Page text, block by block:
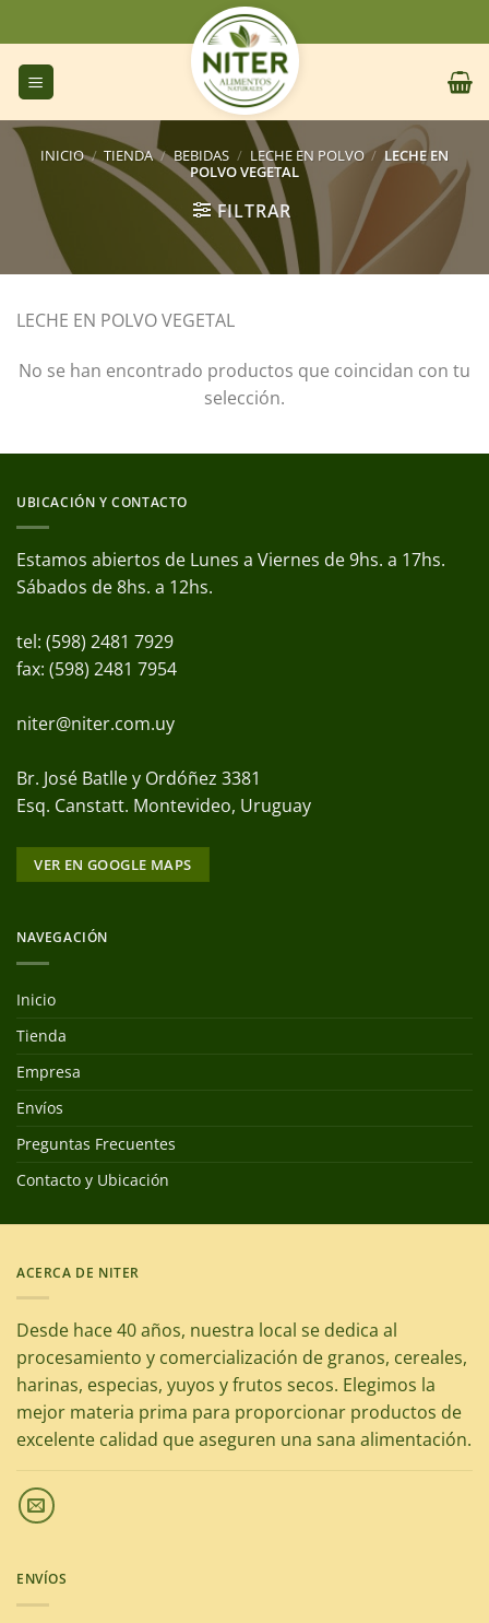
al
contenido
INICIO / TIENDA / BEBIDAS / LECHE EN POLVO / LECHE EN
POLVO VEGETAL
FILTRAR
LECHE EN POLVO VEGETAL
No se han encontrado productos que coincidan con tu
selección.
UBICACIÓN Y CONTACTO
Estamos abiertos de Lunes a Viernes de 9hs. a 17hs.
Sábados de 8hs. a 12hs.
tel: (598) 2481 7929
fax: (598) 2481 7954
niter@niter.com.uy
Br. José Batlle y Ordóñez 3381
Esq. Canstatt. Montevideo, Uruguay
VER EN GOOGLE MAPS
NAVEGACIÓN
Inicio
Tienda
Empresa
Envíos
Preguntas Frecuentes
Contacto y Ubicación
ACERCA DE NITER
Desde hace 40 años, nuestra local se dedica al
procesamiento y comercialización de granos, cereales,
harinas, especias, yuyos y frutos secos. Elegimos la
mejor materia prima para proporcionar productos de
excelente calidad que aseguren una sana alimentación.
ENVÍOS